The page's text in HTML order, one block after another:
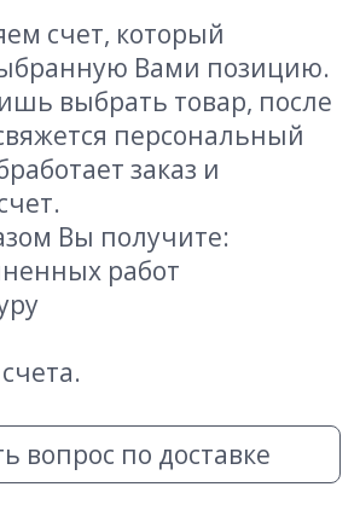
счет, который
Вами позицию.
выбрать товар, после
персональный
заказ и
Вы получите:
работ
вопрос по доставке